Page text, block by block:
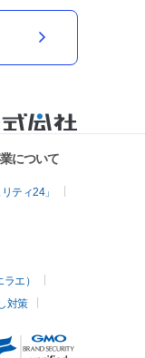
について
ティ24」
エ）
対策